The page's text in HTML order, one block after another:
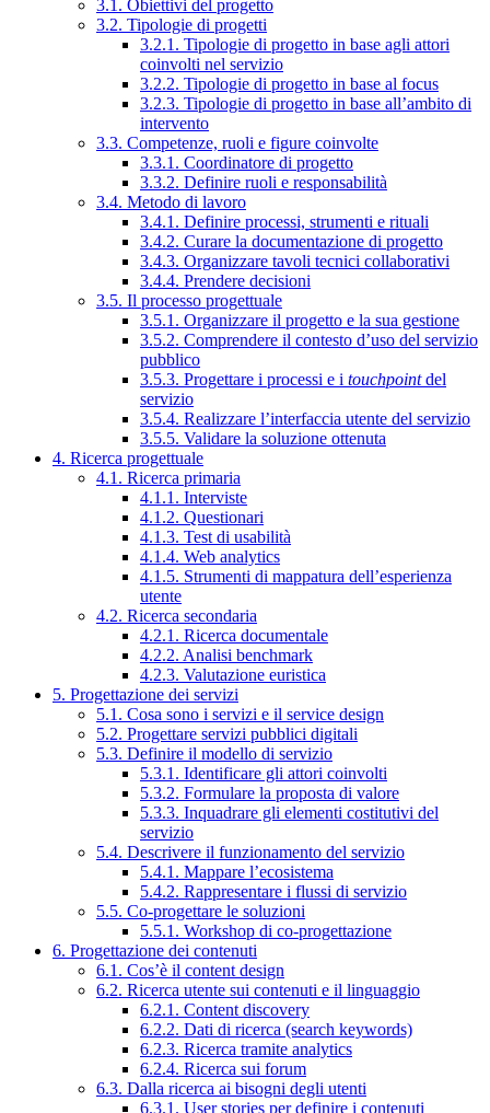
3.1. Obiettivi del progetto
3.2. Tipologie di progetti
3.2.1. Tipologie di progetto in base agli attori
coinvolti nel servizio
3.2.2. Tipologie di progetto in base al focus
3.2.3. Tipologie di progetto in base all’ambito di
intervento
3.3. Competenze, ruoli e figure coinvolte
3.3.1. Coordinatore di progetto
3.3.2. Definire ruoli e responsabilità
3.4. Metodo di lavoro
3.4.1. Definire processi, strumenti e rituali
3.4.2. Curare la documentazione di progetto
3.4.3. Organizzare tavoli tecnici collaborativi
3.4.4. Prendere decisioni
3.5. Il processo progettuale
3.5.1. Organizzare il progetto e la sua gestione
3.5.2. Comprendere il contesto d’uso del servizio
pubblico
3.5.3. Progettare i processi e i touchpointdel
servizio
3.5.4. Realizzare l’interfaccia utente del servizio
3.5.5. Validare la soluzione ottenuta
4. Ricerca progettuale
4.1. Ricerca primaria
4.1.1. Interviste
4.1.2. Questionari
4.1.3. Test di usabilità
4.1.4. Web analytics
4.1.5. Strumenti di mappatura dell’esperienza
utente
4.2. Ricerca secondaria
4.2.1. Ricerca documentale
4.2.2. Analisi benchmark
4.2.3. Valutazione euristica
5. Progettazione dei servizi
5.1. Cosa sono i servizi e il service design
5.2. Progettare servizi pubblici digitali
5.3. Definire il modello di servizio
5.3.1. Identificare gli attori coinvolti
5.3.2. Formulare la proposta di valore
5.3.3. Inquadrare gli elementi costitutivi del
servizio
5.4. Descrivere il funzionamento del servizio
5.4.1. Mappare l’ecosistema
5.4.2. Rappresentare i flussi di servizio
5.5. Co-progettare le soluzioni
5.5.1. Workshop di co-progettazione
6. Progettazione dei contenuti
6.1. Cos’è il content design
6.2. Ricerca utente sui contenuti e il linguaggio
6.2.1. Content discovery
6.2.2. Dati di ricerca (search keywords)
6.2.3. Ricerca tramite analytics
6.2.4. Ricerca sui forum
6.3. Dalla ricerca ai bisogni degli utenti
6.3.1. User stories per definire i contenuti